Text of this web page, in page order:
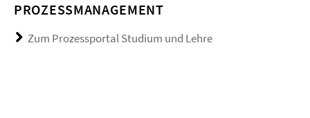
PROZESSMANAGEMENT
Zum Prozessportal Studium und Lehre